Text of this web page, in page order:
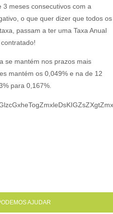
meses consecutivos com a
o que quer dizer que todos os
passam a ter uma Taxa Anual
se mantém nos prazos mais
mantém os 0,049% e na de 12
para 0,167%.​
AJUDAR